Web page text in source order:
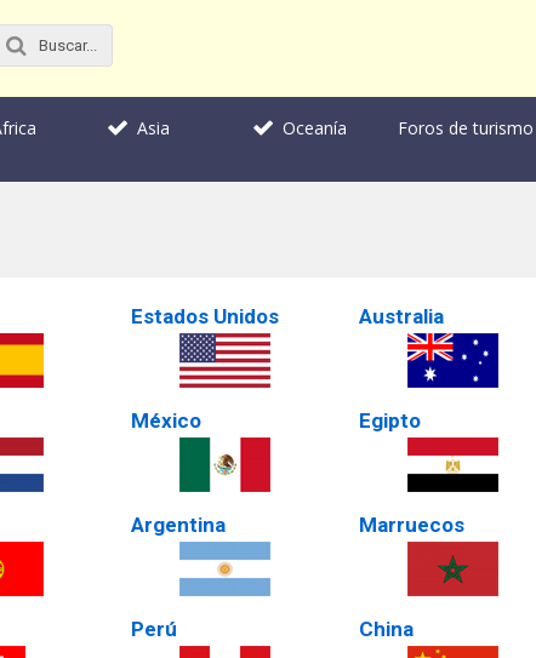
Asia Oceanía Foros de turismo
Estados Unidos
México
Argentina
Perú
Australia
Egipto
Marruecos
China